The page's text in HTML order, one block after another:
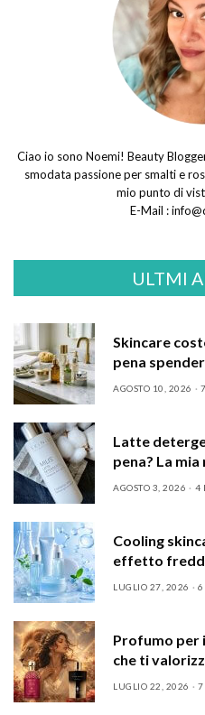
Ciao io sono Noemi! Beauty
smodata passione per smalti e
mio punto di
E-Mail :
ULTMI
Skincare
pena
AGOSTO 10, 2026
Latte
pena? La
AGOSTO 3, 2026 4
Cooling
effetto
LUGLIO 27, 2026 6
Profumo per
che ti
LUGLIO 22, 2026 7